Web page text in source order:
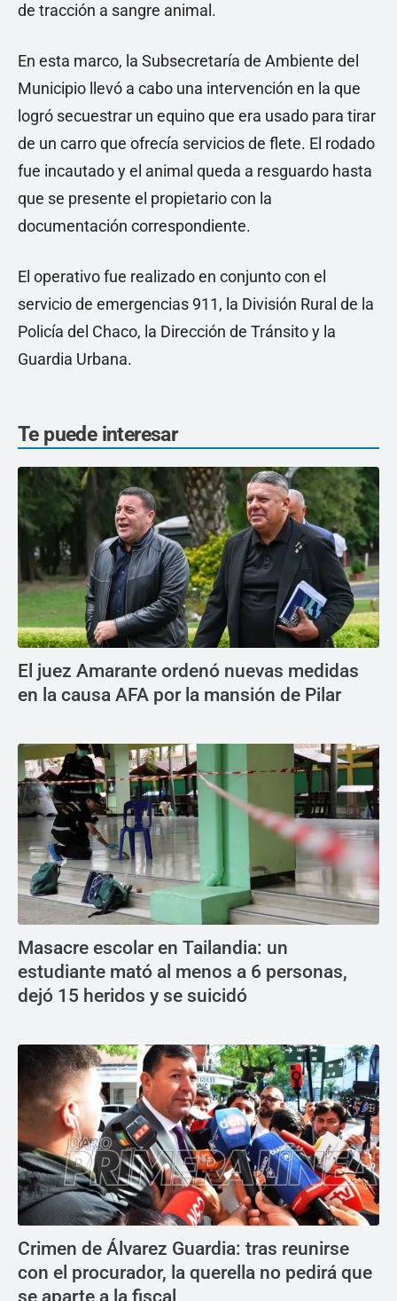
de tracción a sangre animal.
En esta marco, la Subsecretaría de Ambiente del
Municipio llevó a cabo una intervención en la que
logró secuestrar un equino que era usado para tirar
de un carro que ofrecía servicios de flete. El rodado
fue incautado y el animal queda a resguardo hasta
que se presente el propietario con la
documentación correspondiente.
El operativo fue realizado en conjunto con el
servicio de emergencias 911, la División Rural de la
Policía del Chaco, la Dirección de Tránsito y la
Guardia Urbana.
Te puede interesar
El juez Amarante ordenó nuevas medidas
en la causa AFA por la mansión de Pilar
Masacre escolar en Tailandia: un
estudiante mató al menos a 6 personas,
dejó 15 heridos y se suicidó
Crimen de Álvarez Guardia: tras reunirse
con el procurador, la querella no pedirá que